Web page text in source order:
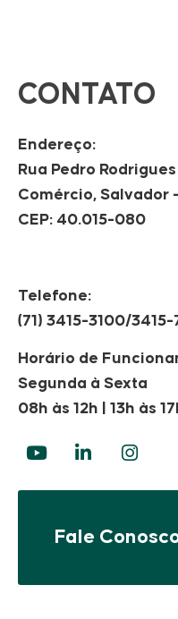
CONTATO
Endereço:
Rua Pedro
Comércio, Salvador
CEP: 40.015-080
Telefone:
(71) 3415-3100/3415-
Horário de
Segunda à Sexta
08h às 12h | 13h às
Fale